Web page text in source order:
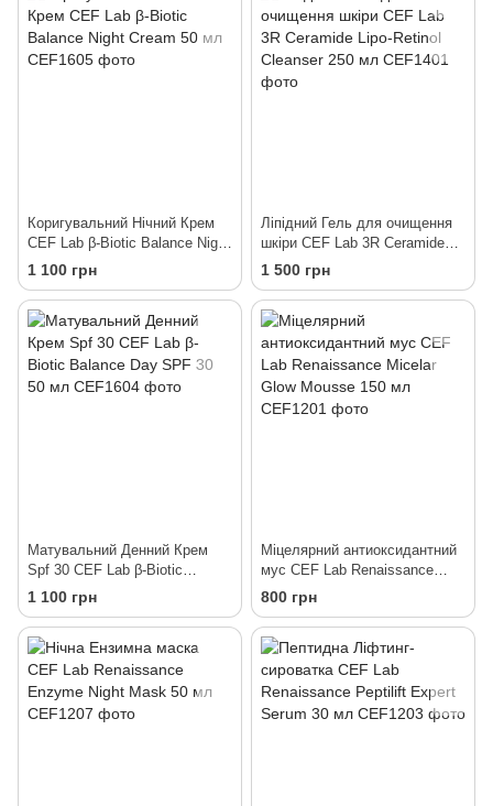
Коригувальний Нічний Крем
CEF Lab β-Biotic Balance Night
Cream 50 мл
1 100 грн
Ліпідний Гель для очищення
шкіри CEF Lab 3R Ceramide
Lipo-Retinol Cleanser 250 мл
1 500 грн
Матувальний Денний Крем
Spf 30 CEF Lab β-Biotic
Balance Day SPF 30 50 мл
1 100 грн
Міцелярний антиоксидантний
мус CEF Lab Renaissance
Micelar Glow Mousse 150 мл
800 грн